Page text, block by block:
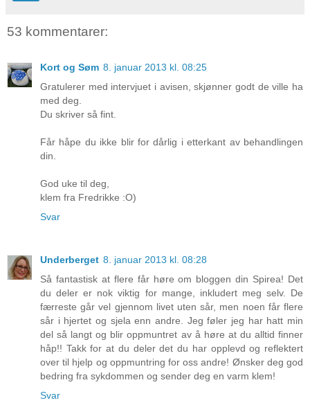
53 kommentarer:
Kort og Søm 8. januar 2013 kl. 08:25
Gratulerer med intervjuet i avisen, skjønner godt de ville ha
med deg.
Du skriver så fint.
Får håpe du ikke blir for dårlig i etterkant av behandlingen
din.
God uke til deg,
klem fra Fredrikke :O)
Svar
Underberget 8. januar 2013 kl. 08:28
Så fantastisk at flere får høre om bloggen din Spirea! Det
du deler er nok viktig for mange, inkludert meg selv. De
færreste går vel gjennom livet uten sår, men noen får flere
sår i hjertet og sjela enn andre. Jeg føler jeg har hatt min
del så langt og blir oppmuntret av å høre at du alltid finner
håp!! Takk for at du deler det du har opplevd og reflektert
over til hjelp og oppmuntring for oss andre! Ønsker deg god
bedring fra sykdommen og sender deg en varm klem!
Svar